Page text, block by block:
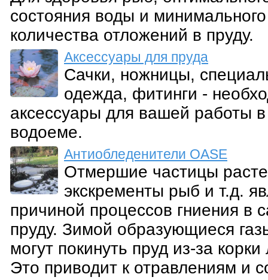
состояния воды и минимального
количества отложений в пруду.
Аксессуары для пруда
Сачки, ножницы,
одежда, фитинги -
аксессуары для вашей работы
водоеме.
Антиобледенители OASE
Отмершие частицы
экскременты рыб и т.д.
причиной процессов гниения в
пруду. Зимой образующиеся
могут покинуть пруд из-за
Это приводит к отравлениям и